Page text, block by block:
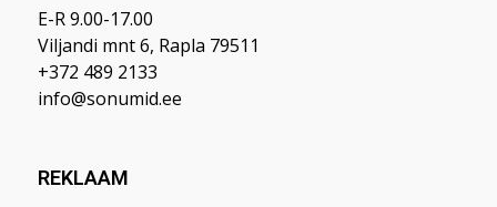
E-R 9.00-17.00
Viljandi mnt 6, Rapla 79511
+372 489 2133
info@sonumid.ee
REKLAAM